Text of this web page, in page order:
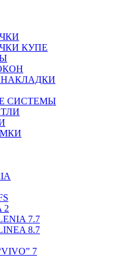
КУПЕ
НАКЛАДКИ
СИСТЕМЫ
2
7.7
8.7
7